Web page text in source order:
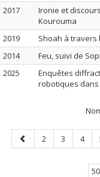
2017
Ironie et
Kourouma
2019
Shoah à travers
2014
Feu, suivi de
2025
Enquêtes
robotiques dans
Page
précédente
Page
2 Page
3 Page
4